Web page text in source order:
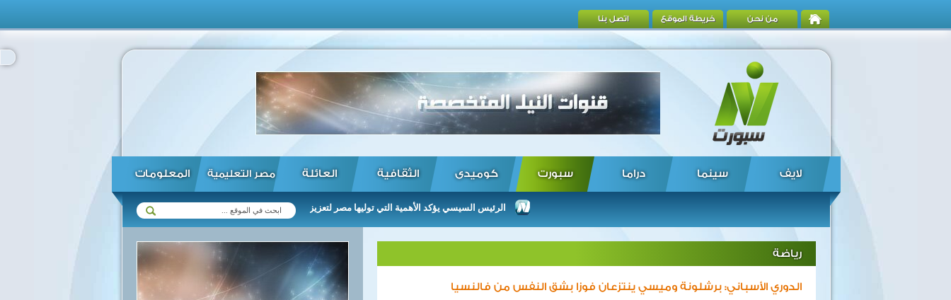
من نحن خريطة الموقع اتصل بنا
لايف سينما دراما سبورت كوميدى الثقافية العائلة مصر التعليمية المعلومات
الرئيس السيسي يؤكد الأهمية التي توليها مصر لتعزيز العلاقات مع زيمبابوي في مختلف المجالات ...
رياضة
الدوري الأسباني: برشلونة وميسي ينتزعان فوزا بشق النفس من فالنسيا